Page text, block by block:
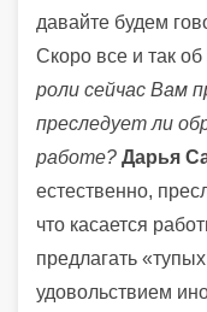
давайте будем
Скоро все и так об
роли сейчас Вам
преследует ли
работе? Дарья
естественно,
что касается
предлагать
удовольствием